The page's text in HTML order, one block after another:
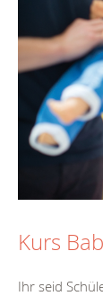
Kurs
Ihr seid